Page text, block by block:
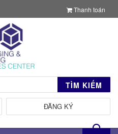
Thanh toán
TÌM KIẾM
ĐĂNG KÝ